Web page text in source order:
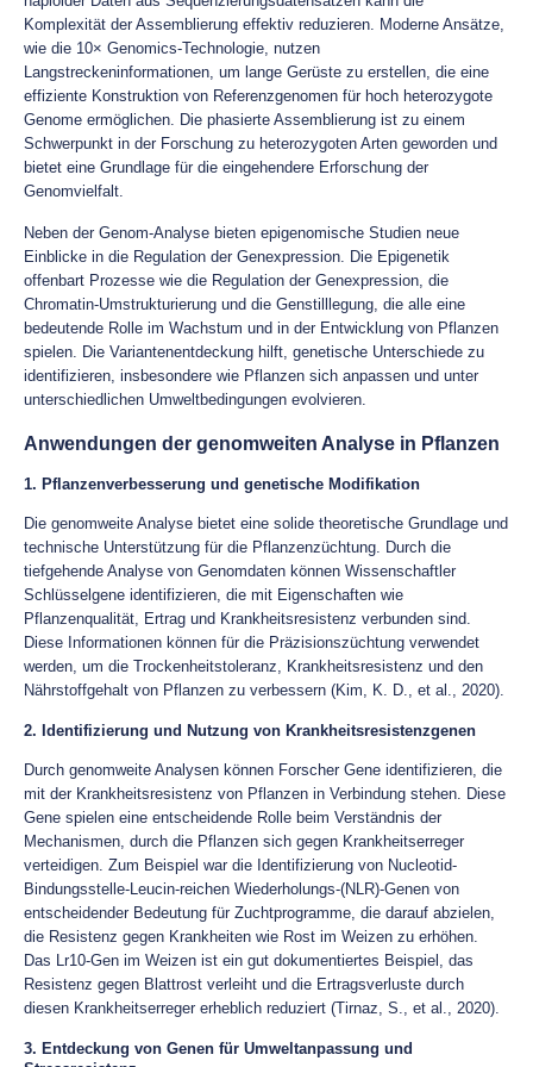
Komplexität der Assemblierung effektiv reduzieren. Moderne Ansätze,
wie die 10× Genomics-Technologie, nutzen
Langstreckeninformationen, um lange Gerüste zu erstellen, die eine
effiziente Konstruktion von Referenzgenomen für hoch heterozygote
Genome ermöglichen. Die phasierte Assemblierung ist zu einem
Schwerpunkt in der Forschung zu heterozygoten Arten geworden und
bietet eine Grundlage für die eingehendere Erforschung der
Genomvielfalt.
Neben der Genom-Analyse bieten epigenomische Studien neue
Einblicke in die Regulation der Genexpression. Die Epigenetik
offenbart Prozesse wie die Regulation der Genexpression, die
Chromatin-Umstrukturierung und die Genstilllegung, die alle eine
bedeutende Rolle im Wachstum und in der Entwicklung von Pflanzen
spielen. Die Variantenentdeckung hilft, genetische Unterschiede zu
identifizieren, insbesondere wie Pflanzen sich anpassen und unter
unterschiedlichen Umweltbedingungen evolvieren.
Anwendungen der genomweiten Analyse in Pflanzen
1. Pflanzenverbesserung und genetische Modifikation
Die genomweite Analyse bietet eine solide theoretische Grundlage und
technische Unterstützung für die Pflanzenzüchtung. Durch die
tiefgehende Analyse von Genomdaten können Wissenschaftler
Schlüsselgene identifizieren, die mit Eigenschaften wie
Pflanzenqualität, Ertrag und Krankheitsresistenz verbunden sind.
Diese Informationen können für die Präzisionszüchtung verwendet
werden, um die Trockenheitstoleranz, Krankheitsresistenz und den
Nährstoffgehalt von Pflanzen zu verbessern (Kim, K. D., et al., 2020).
2. Identifizierung und Nutzung von Krankheitsresistenzgenen
Durch genomweite Analysen können Forscher Gene identifizieren, die
mit der Krankheitsresistenz von Pflanzen in Verbindung stehen. Diese
Gene spielen eine entscheidende Rolle beim Verständnis der
Mechanismen, durch die Pflanzen sich gegen Krankheitserreger
verteidigen. Zum Beispiel war die Identifizierung von Nucleotid-
Bindungsstelle-Leucin-reichen Wiederholungs-(NLR)-Genen von
entscheidender Bedeutung für Zuchtprogramme, die darauf abzielen,
die Resistenz gegen Krankheiten wie Rost im Weizen zu erhöhen.
Das Lr10-Gen im Weizen ist ein gut dokumentiertes Beispiel, das
Resistenz gegen Blattrost verleiht und die Ertragsverluste durch
diesen Krankheitserreger erheblich reduziert (Tirnaz, S., et al., 2020).
3. Entdeckung von Genen für Umweltanpassung und